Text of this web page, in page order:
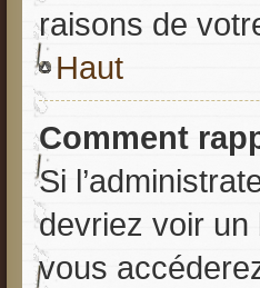
raisons de
Haut
Comment
Si
devriez voir un
vous